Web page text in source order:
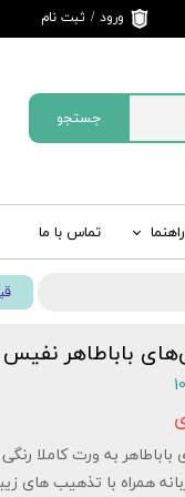
ورود / ثبت نام
تغییر گذر واژه
سفارشات
کتب نفیس، کتاب نفیس
قیمت کلی انواع قلم بصیر
تماس با ما
جستجو
!
باباطاهر نفیس
به ورت کاملا
همراه با تذهیب های